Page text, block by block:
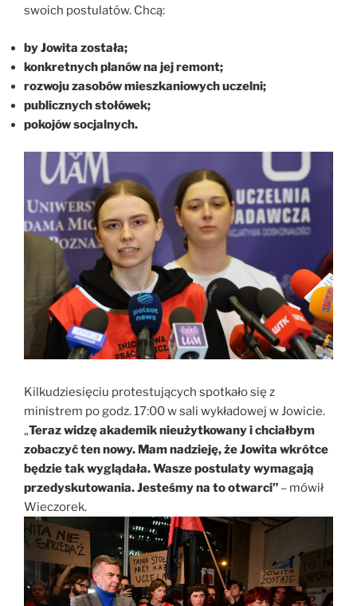
swoich postulatów. Chcą:
by Jowita została;
konkretnych planów na jej remont;
rozwoju zasobów mieszkaniowych uczelni;
publicznych stołówek;
pokojów socjalnych.
Kilkudziesięciu protestujących spotkało się z
ministrem po godz. 17:00 w sali wykładowej w Jowicie.
„Teraz widzę akademik nieużytkowany i chciałbym
zobaczyć ten nowy. Mam nadzieję, że Jowita wkrótce
będzie tak wyglądała. Wasze postulaty wymagają
przedyskutowania. Jesteśmy na to otwarci” – mówił
Wieczorek.